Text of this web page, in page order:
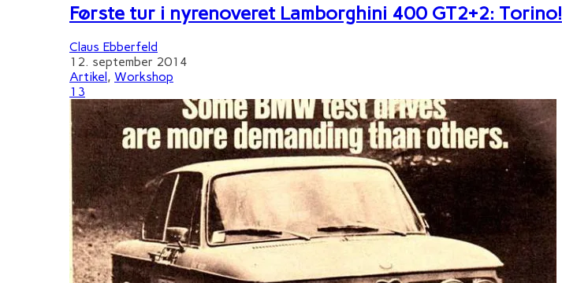
Første tur i nyrenoveret Lamborghini 400 GT2+2: Torino!
Claus Ebberfeld
12. september 2014
Artikel , Workshop
13